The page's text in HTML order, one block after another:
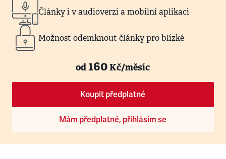
Články i v audioverzi a mobilní aplikaci
Možnost odemknout články pro blízké
od160Kč/měsíc
Koupit předplatné
Mám předplatné, přihlásím se